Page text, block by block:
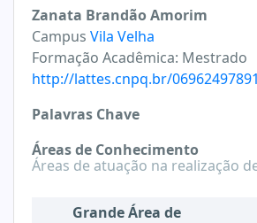
Zanata Brandão Amorim
Campus Vila Velha
Formação Acadêmica: Mestrado
http://lattes.cnpq.br/
Palavras Chave
Áreas de Conhecimento
Áreas de atuação na realização
Grande Área de